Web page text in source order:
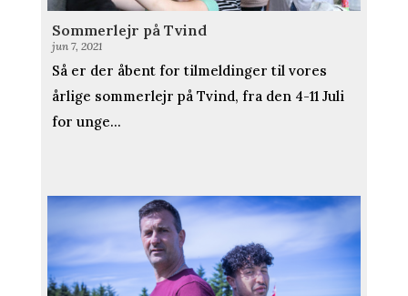
Sommerlejr på Tvind
jun 7, 2021
Så er der åbent for tilmeldinger til vores
årlige sommerlejr på Tvind, fra den 4-11 Juli
for unge...